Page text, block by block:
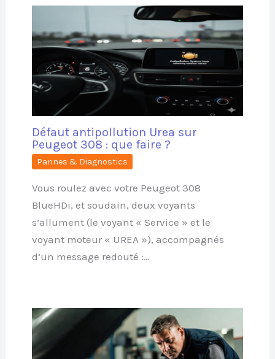
Défaut antipollution Urea sur
Peugeot 308 : que faire ?
Pannes & Diagnostics
Vous roulez avec votre Peugeot 308
BlueHDi, et soudain, deux voyants
s’allument (le voyant « Service » et le
voyant moteur « UREA »), accompagnés
d’un message redouté :…